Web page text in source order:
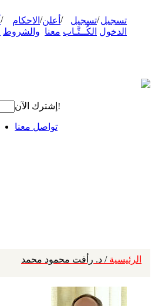
تسجيل
الدخول
/تسجيل
الكُــتَّـاب
/ أعلن
معنا
/ الاحكام
والشروط
/
إشترك الآن!
تواصل معنا
الرئيسية / د. رأفت محمود محمد